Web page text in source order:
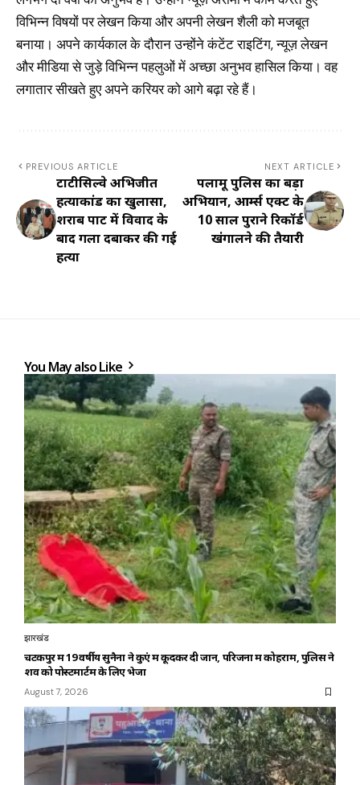
विभिन्न विषयों पर लेखन किया और अपनी लेखन शैली को मजबूत
बनाया। अपने कार्यकाल के दौरान उन्होंने कंटेंट राइटिंग, न्यूज़ लेखन
और मीडिया से जुड़े विभिन्न पहलुओं में अच्छा अनुभव हासिल किया। वह
लगातार सीखते हुए अपने करियर को आगे बढ़ा रहे हैं।
PREVIOUS ARTICLE
टाटीसिल्वे अभिजीत
हत्याकांड का खुलासा,
शराब पार्टी में विवाद के
बाद गला दबाकर की गई
हत्या
NEXT ARTICLE
पलामू पुलिस का बड़ा
अभियान, आर्म्स एक्ट के
10 साल पुराने रिकॉर्ड
खंगालने की तैयारी
You May also Like
झारखंड
चटकपुर में 19 वर्षीय सुनैना ने कुएं में कूदकर दी जान, परिजनों में कोहराम, पुलिस ने
शव को पोस्टमार्टम के लिए भेजा
August 7, 2026